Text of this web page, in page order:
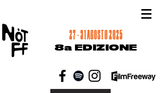
27 - 31 AGOSTO 2025
8a EDIZIONE